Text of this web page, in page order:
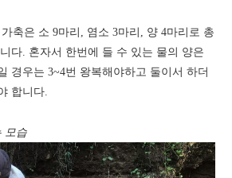
축은 소 9마리, 염소 3마리, 양 4마리로 총
다. 혼자서 한번에 들 수 있는 물의 양은
경우는 3~4번 왕복해야하고 둘이서 하더
합니다.
모습